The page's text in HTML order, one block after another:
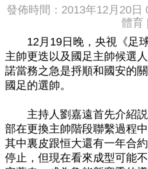
發佈時間：2013年12月20日
體育 |
12月19日晚，央視《足球
主帥更迭以及國足主帥候選
諾當務之急是捋順和國安的
國足的選帥。
主持人劉嘉遠首先介紹説
部在更換主帥階段聯繫過程
其中裏皮跟恒大還有一年合
停止，但現在看來成型可能